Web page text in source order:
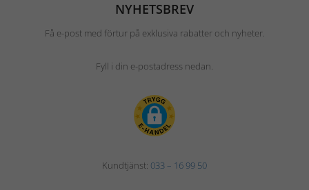
NYHETSBREV
Få e-post med förtur på exklusiva rabatter och nyheter.
Fyll i din e-postadress nedan.
Kundtjänst: 033 – 16 99 50